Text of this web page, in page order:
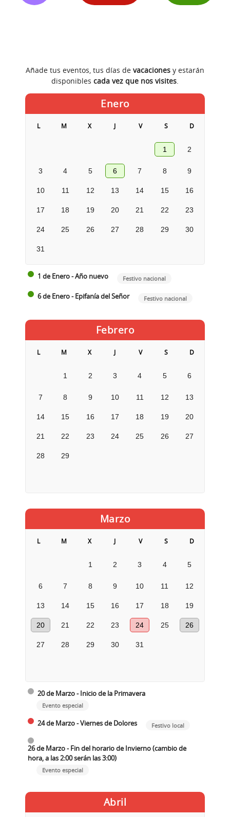
Enero
L M X J V S D
1 2
3 4 5 6 7 8 9
10 11 12 13 14 15 16
17 18 19 20 21 22 23
24 25 26 27 28 29 30
31
1 de Enero - Año nuevo Festivo nacional
6 de Enero - Epifanía del Señor Festivo nacional
Febrero
L M X J V S D
1 2 3 4 5 6
7 8 9 10 11 12 13
14 15 16 17 18 19 20
21 22 23 24 25 26 27
28 29
Marzo
L M X J V S D
1 2 3 4 5
6 7 8 9 10 11 12
13 14 15 16 17 18 19
20 21 22 23 24 25 26
27 28 29 30 31
20 de Marzo - Inicio de la Primavera
Evento especial
24 de Marzo - Viernes de Dolores Festivo local
26 de Marzo - Fin del horario de Invierno (cambio de
hora, a las 2:00 serán las 3:00)
Evento especial
Abril
Añade tus eventos, tus días de vacaciones y estarán
disponibles cada vez que nos visites.